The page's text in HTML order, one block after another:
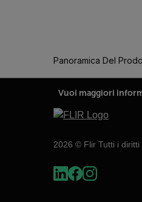
Panoramica Del
Vuoi maggiori
2026 © Flir Tutti i diritti